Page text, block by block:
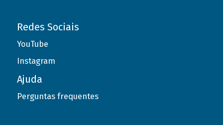
Redes Sociais
YouTube
Instagram
Ajuda
Perguntas frequentes